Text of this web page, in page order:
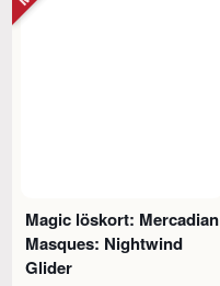
Magic löskort: Mercadian
Masques: Nightwind
Glider